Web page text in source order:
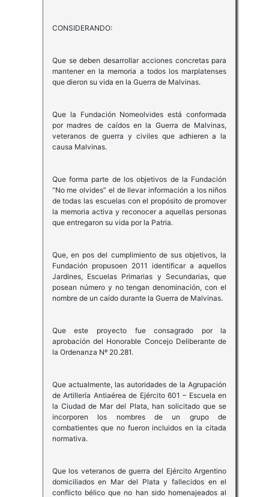
CONSIDERANDO:
Que se deben desarrollar acciones concretas para
mantener en la memoria a todos los marplatenses
que dieron su vida en la Guerra de Malvinas.
Que la Fundación Nomeolvides está conformada
por madres de caídos en la Guerra de Malvinas,
veteranos de guerra y civiles que adhieren a la
causa Malvinas.
Que forma parte de los objetivos de la Fundación
“No me olvides” el de llevar información a los niños
de todas las escuelas con el propósito de promover
la memoria activa y reconocer a aquellas personas
que entregaron su vida por la Patria.
Que, en pos del cumplimiento de sus objetivos, la
Fundación propusoen 2011 identificar a aquellos
Jardines, Escuelas Primarias y Secundarias, que
posean número y no tengan denominación, con el
nombre de un caído durante la Guerra de Malvinas.
Que este proyecto fue consagrado por la
aprobación del Honorable Concejo Deliberante de
la Ordenanza Nº 20.281.
Que actualmente, las autoridades de la Agrupación
de Artillería Antiaérea de Ejército 601 – Escuela en
la Ciudad de Mar del Plata, han solicitado que se
incorporen los nombres de un grupo de
combatientes que no fueron incluidos en la citada
normativa.
Que los veteranos de guerra del Ejército Argentino
domiciliados en Mar del Plata y fallecidos en el
conflicto bélico que no han sido homenajeados al